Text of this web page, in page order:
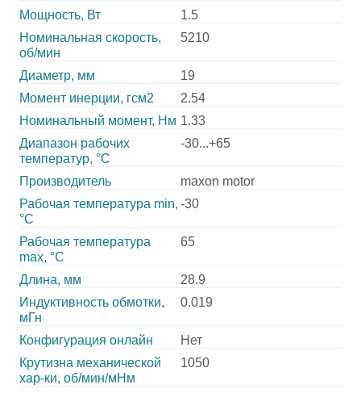
Мощность, Вт
1.5
Номинальная скорость,
об/мин
5210
Диаметр, мм
19
Момент инерции, гсм2
2.54
Номинальный момент, Нм 1.33
Диапазон рабочих
температур, °С
-30...+65
Производитель
maxon motor
Рабочая температура min,
°С
-30
Рабочая температура
max, °С
65
Длина, мм
28.9
Индуктивность обмотки,
мГн
0.019
Конфигурация онлайн
Нет
Крутизна механической
хар-ки, об/мин/мНм
1050